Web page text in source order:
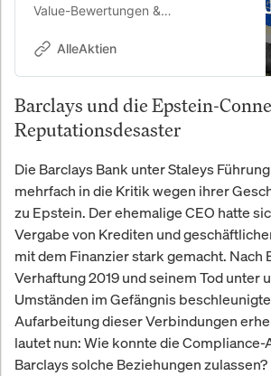
Value-Bewertungen &
p.a. seit 2010.
AlleAktien
Barclays und die Epstein-
Reputationsdesaster
Die Barclays Bank unter Staleys
mehrfach in die Kritik wegen ihrer
zu Epstein. Der ehemalige CEO hatte
Vergabe von Krediten und
mit dem Finanzier stark gemacht. Nach
Verhaftung 2019 und seinem Tod unter
Umständen im Gefängnis
Aufarbeitung dieser Verbindungen
lautet nun: Wie konnte die
Barclays solche Beziehungen zulassen?